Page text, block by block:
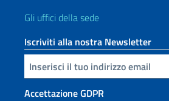
Gli uffici della sede
Iscriviti alla nostra Newsletter
Inserisci la tua email
Accettazione GDPR